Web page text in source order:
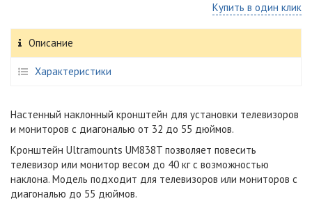
Купить в один клик
Описание
Характеристики
Настенный наклонный кронштейн для установки телевизоров
и мониторов с диагональю от 32 до 55 дюймов.
Кронштейн Ultramounts UM838T позволяет повесить
телевизор или монитор весом до 40 кг с возможностью
наклона. Модель подходит для телевизоров или мониторов с
диагональю до 55 дюймов.